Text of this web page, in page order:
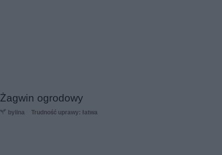
Żagwin ogrodowy
bylina Trudność uprawy: łatwa